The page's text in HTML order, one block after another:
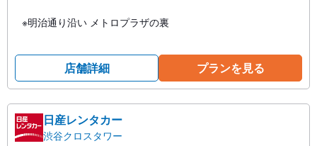
※明治通り沿い メトロプラザの裏
店舗詳細 プランを見る
日産レンタカー
渋谷クロスタワー